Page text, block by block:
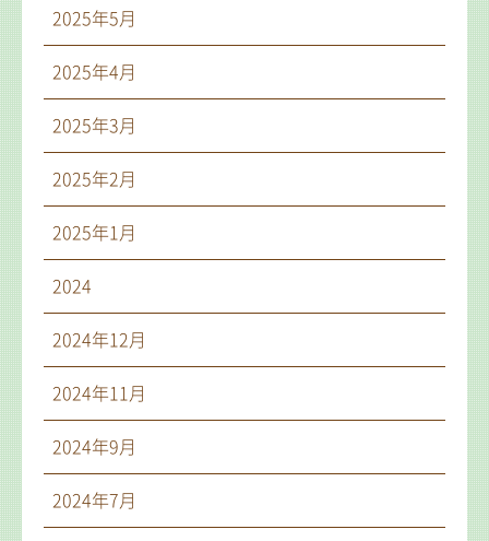
2025年5月
2025年4月
2025年3月
2025年2月
2025年1月
2024
2024年12月
2024年11月
2024年9月
2024年7月